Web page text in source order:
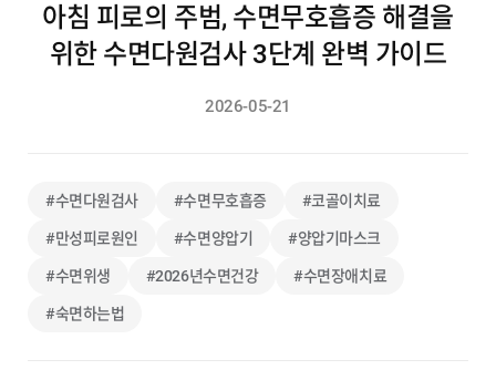
아침 피로의 주범, 수면무호흡증 해결을
위한 수면다원검사 3단계 완벽 가이드
2026-05-21
#수면다원검사 #수면무호흡증 #코골이치료
#만성피로원인 #수면양압기 #양압기마스크
#수면위생 #2026년수면건강 #수면장애치료
#숙면하는법